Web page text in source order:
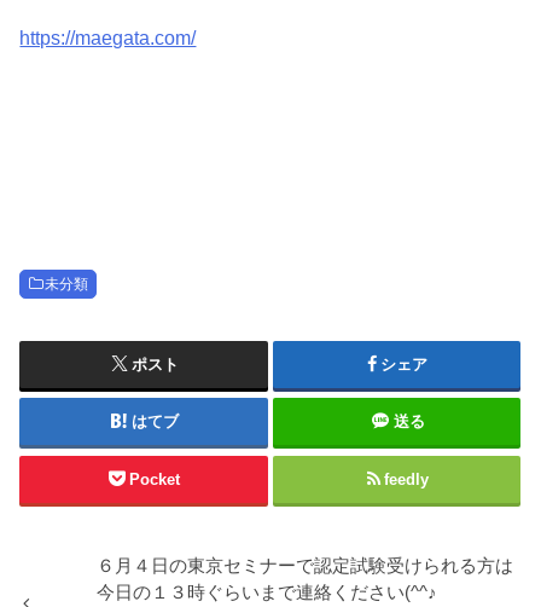
https://maegata.com/
未分類
ポスト シェア
はてブ 送る
Pocket feedly
６月４日の東京セミナーで認定試験受けられる方は
今日の１３時ぐらいまで連絡ください(^^♪